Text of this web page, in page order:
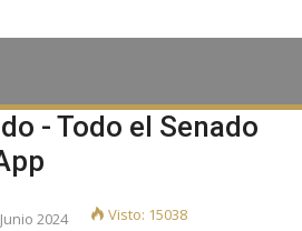
- Todo el Senado
2024 Visto: 15038